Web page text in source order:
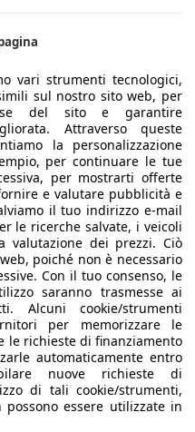
230cv
vari strumenti tecnologici,
sul nostro sito web, per
del sito e garantire
Attraverso queste
la personalizzazione
per continuare le tue
per mostrarti offerte
e valutare pubblicità e
il tuo indirizzo e-mail
le ricerche salvate, i veicoli
valutazione dei prezzi. Ciò
poiché non è necessario
Con il tuo consenso, le
saranno trasmesse ai
Alcuni cookie/strumenti
per memorizzare le
le richieste di finanziamento
automaticamente entro
nuove richieste di
di tali cookie/strumenti,
essere utilizzate in